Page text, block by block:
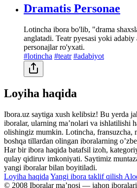
Dramatis Personae
Lotincha ibora bo'lib, "drama
anglatadi. Teatr pyesasi yoki adabiy
personajlar ro'yxati.
#lotincha #teatr #adabiyot
Loyiha haqida
Ibora.uz saytiga xush kelibsiz! Bu yerda
iboralar, ularning maʼnolari va ishlatilishi
olishingiz mumkin. Lotincha, fransuzcha,
boshqa tillardan olingan iboralarning
Har bir ibora haqida batafsil izoh,
qulay qidiruv imkoniyati. Saytimiz
yangi iboralar bilan boyitiladi.
Loyiha haqida Yangi ibora taklif qilish
© 2008 Iboralar maʼnosi — jahon